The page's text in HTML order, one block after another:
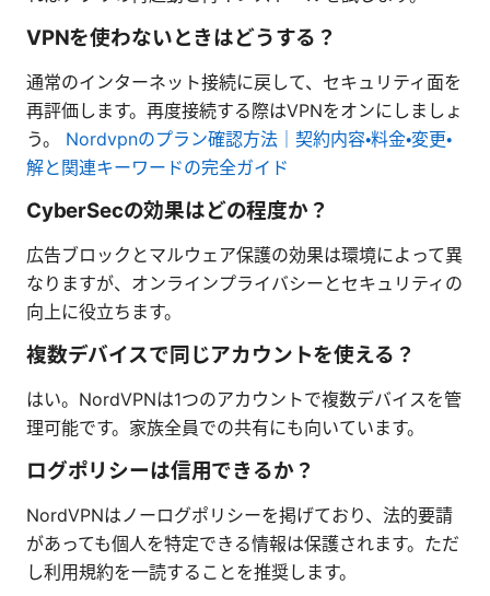
VPNを使わないときはどうする？
通常のインターネット接続に戻して、セキュリティ面を
再評価します。再度接続する際はVPNをオンにしましょ
う。 Nordvpnのプラン確認方法｜契約内容・料金・変更・
解と関連キーワードの完全ガイド
CyberSecの効果はどの程度か？
広告ブロックとマルウェア保護の効果は環境によって異
なりますが、オンラインプライバシーとセキュリティの
向上に役立ちます。
複数デバイスで同じアカウントを使える？
はい。NordVPNは1つのアカウントで複数デバイスを管
理可能です。家族全員での共有にも向いています。
ログポリシーは信用できるか？
NordVPNはノーログポリシーを掲げており、法的要請
があっても個人を特定できる情報は保護されます。ただ
し利用規約を一読することを推奨します。